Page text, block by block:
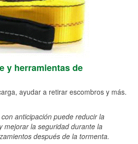
y herramientas de
ayudar a retirar escombros y más.
anticipación puede reducir la
mejorar la seguridad durante la
después de la tormenta.